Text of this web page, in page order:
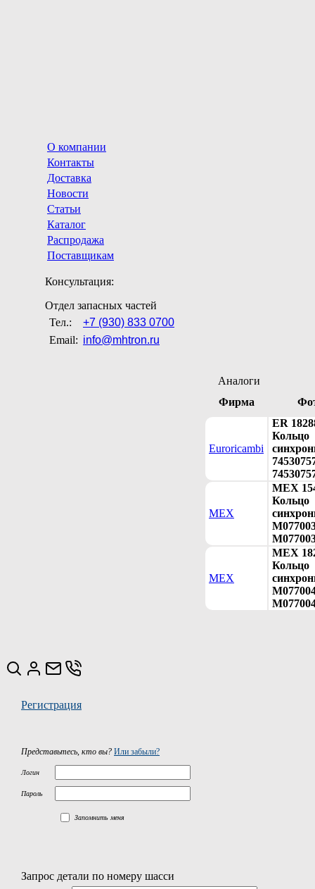
О компании
Контакты
Доставка
Новости
Статьи
Каталог
Распродажа
Поставщикам
Консультация:
Отдел запасных частей
Тел.:
+7 (930) 833 0700
Email: info@mhtron.ru
Аналоги
Фирма
Euroricambi
ER
Кольцо
MEX
MEX
Кольцо
MEX
MEX
Кольцо
Регистрация
Представьтесь, кто вы? Или забыли?
Логин
Пароль
Запомнить меня
Запрос детали по номеру шасси